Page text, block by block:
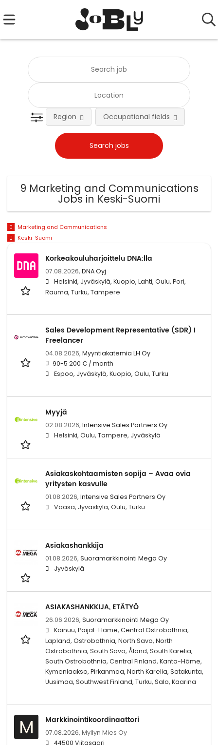
Region Occupational fields
9 Marketing and Communications
Jobs in Keski-Suomi
Marketing and Communications
Keski-Suomi
Korkeakouluharjoittelu DNA:lla
07.08.2026, DNA Oyj
Helsinki, Jyväskylä, Kuopio, Lahti, Oulu, Pori,
Rauma, Turku, Tampere
Sales Development Representative (SDR) I
Freelancer
04.08.2026, Myyntiakatemia LH Oy
90-5 200 € / month
Espoo, Jyväskylä, Kuopio, Oulu, Turku
Myyjä
02.08.2026, Intensive Sales Partners Oy
Helsinki, Oulu, Tampere, Jyväskylä
Asiakaskohtaamisten sopija – Avaa ovia
yritysten kasvulle
01.08.2026, Intensive Sales Partners Oy
Vaasa, Jyväskylä, Oulu, Turku
Asiakashankkija
01.08.2026, Suoramarkkinointi Mega Oy
Jyväskylä
ASIAKASHANKKIJA, ETÄTYÖ
26.06.2026, Suoramarkkinointi Mega Oy
Kainuu, Päijät-Häme, Central Ostrobothnia,
Lapland, Ostrobothnia, North Savo, North
Ostrobothnia, South Savo, Åland, South Karelia,
South Ostrobothnia, Central Finland, Kanta-Häme,
Kymenlaakso, Pirkanmaa, North Karelia, Satakunta,
Uusimaa, Southwest Finland, Turku, Salo, Kaarina
M Markkinointikoordinaattori
07.08.2026, Myllyn Mies Oy
44500 Viitasaari